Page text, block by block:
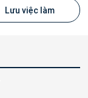
Lưu việc làm